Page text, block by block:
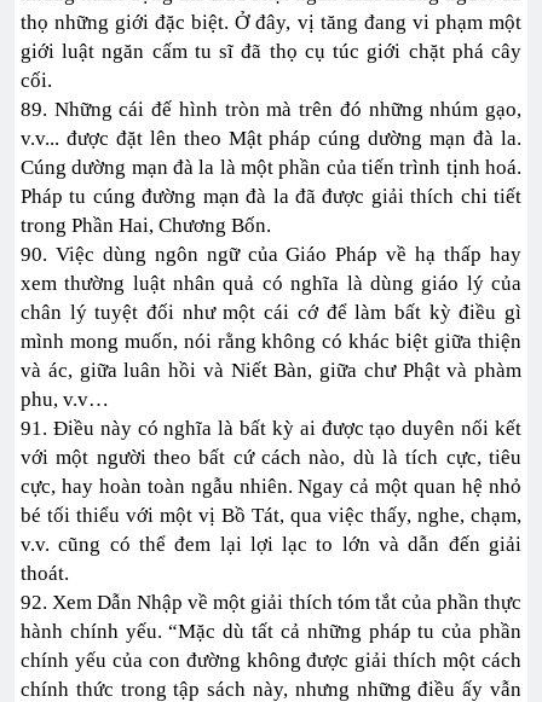
thọ những giới đặc biệt. Ở đây, vị tăng đang vi phạm một
giới luật ngăn cấm tu sĩ đã thọ cụ túc giới chặt phá cây
cối.
89. Những cái đế hình tròn mà trên đó những nhúm gạo,
v.v... được đặt lên theo Mật pháp cúng dường mạn đà la.
Cúng dường mạn đà la là một phần của tiến trình tịnh hoá.
Pháp tu cúng đường mạn đà la đã được giải thích chi tiết
trong Phần Hai, Chương Bốn.
90. Việc dùng ngôn ngữ của Giáo Pháp về hạ thấp hay
xem thường luật nhân quả có nghĩa là dùng giáo lý của
chân lý tuyệt đối như một cái cớ để làm bất kỳ điều gì
mình mong muốn, nói rằng không có khác biệt giữa thiện
và ác, giữa luân hồi và Niết Bàn, giữa chư Phật và phàm
phu, v.v…
91. Điều này có nghĩa là bất kỳ ai được tạo duyên nối kết
với một người theo bất cứ cách nào, dù là tích cực, tiêu
cực, hay hoàn toàn ngẫu nhiên. Ngay cả một quan hệ nhỏ
bé tối thiểu với một vị Bồ Tát, qua việc thấy, nghe, chạm,
v.v. cũng có thể đem lại lợi lạc to lớn và dẫn đến giải
thoát.
92. Xem Dẫn Nhập về một giải thích tóm tắt của phần thực
hành chính yếu. “Mặc dù tất cả những pháp tu của phần
chính yếu của con đường không được giải thích một cách
chính thức trong tập sách này, nhưng những điều ấy vẫn